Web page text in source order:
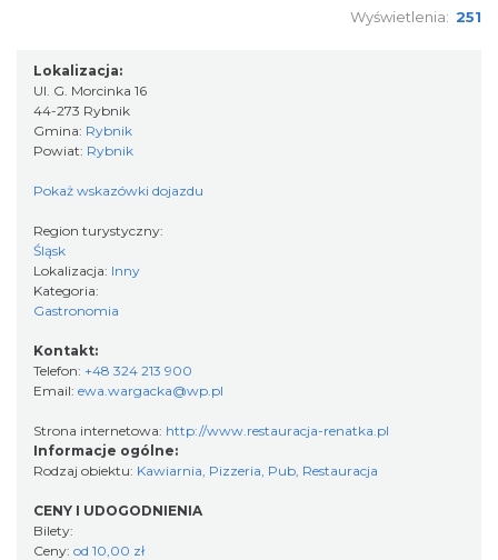
Wyświetlenia: 251
Lokalizacja:
Ul. G. Morcinka 16
44-273 Rybnik
Gmina: Rybnik
Powiat: Rybnik
Pokaż wskazówki dojazdu
Region turystyczny:
Śląsk
Lokalizacja: Inny
Kategoria:
Gastronomia
Kontakt:
Telefon: +48 324 213 900
Email: ewa.wargacka@wp.pl
Strona internetowa: http://www.restauracja-renatka.pl
Informacje ogólne:
Rodzaj obiektu: Kawiarnia, Pizzeria, Pub, Restauracja
CENY I UDOGODNIENIA
Bilety:
Ceny: od 10,00 zł